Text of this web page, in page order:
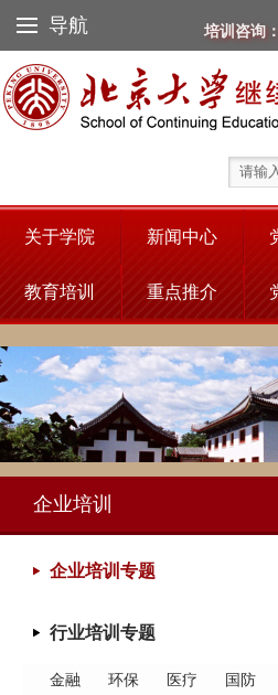
导航 培训咨询
关于学院 新闻中心
教育培训 重点推介
企业培训
企业培训专题
行业培训专题
金融 环保 医疗 国防